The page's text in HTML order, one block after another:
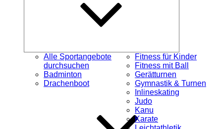
Alle Sportangebote
durchsuchen
Badminton
Drachenboot
Fitness für Kinder
Fitness mit Ball
Gerätturnen
Gymnastik & Turnen
Inlineskating
Judo
Kanu
Karate